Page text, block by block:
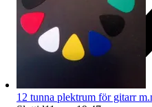
12 tunna plektrum för gitarr